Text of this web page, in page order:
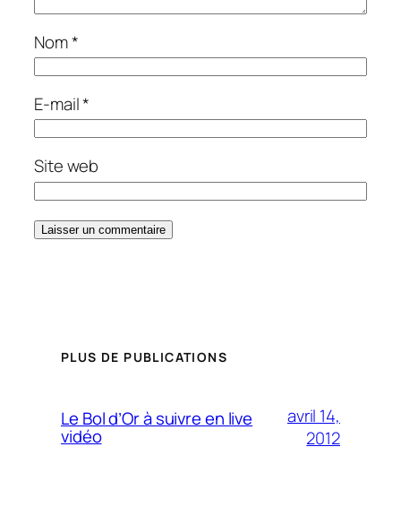
Nom*
E-mail*
Site web
PLUS DE PUBLICATIONS
Le Bol d’Or à suivre en live
vidéo
avril 14,
2012